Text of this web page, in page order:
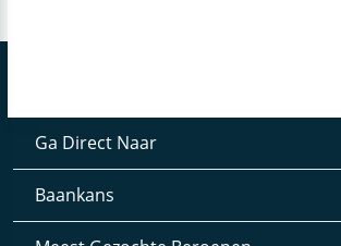
Ga Direct Naar
Baankans